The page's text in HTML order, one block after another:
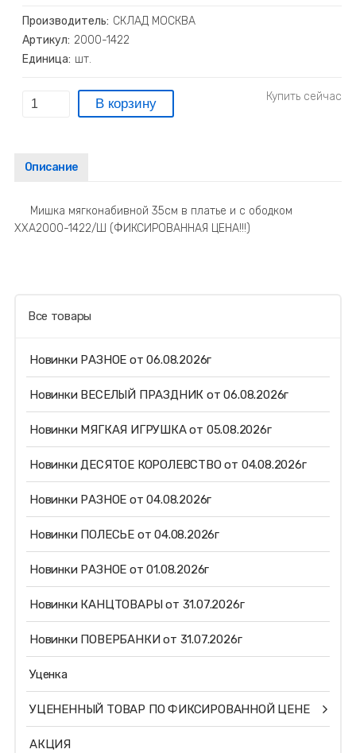
Производитель: СКЛАД МОСКВА
Артикул: 2000-1422
Единица: шт.
Описание
Мишка мягконабивной 35см в платье и с ободком
ХХА2000-1422/Ш (ФИКСИРОВАННАЯ ЦЕНА!!!)
Все товары
Новинки РАЗНОЕ от 06.08.2026г
Новинки ВЕСЕЛЫЙ ПРАЗДНИК от 06.08.2026г
Новинки МЯГКАЯ ИГРУШКА от 05.08.2026г
Новинки ДЕСЯТОЕ КОРОЛЕВСТВО от 04.08.2026г
Новинки РАЗНОЕ от 04.08.2026г
Новинки ПОЛЕСЬЕ от 04.08.2026г
Новинки РАЗНОЕ от 01.08.2026г
Новинки КАНЦТОВАРЫ от 31.07.2026г
Новинки ПОВЕРБАНКИ от 31.07.2026г
Уценка
УЦЕНЕННЫЙ ТОВАР ПО ФИКСИРОВАННОЙ ЦЕНЕ
АКЦИЯ